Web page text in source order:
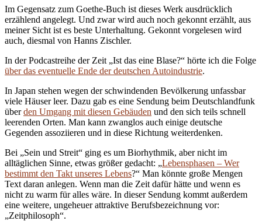
Im Gegensatz zum Goethe-Buch ist dieses Werk ausdrücklich
erzählend angelegt. Und zwar wird auch noch gekonnt erzählt, aus
meiner Sicht ist es beste Unterhaltung. Gekonnt vorgelesen wird
auch, diesmal von Hanns Zischler.
In der Podcastreihe der Zeit „Ist das eine Blase?“ hörte ich die Folge
über das eventuelle Ende der deutschen Autoindustrie.
In Japan stehen wegen der schwindenden Bevölkerung unfassbar
viele Häuser leer. Dazu gab es eine Sendung beim Deutschlandfunk
überden Umgang mit diesen Gebäuden und den sich teils schnell
leerenden Orten. Man kann zwanglos auch einige deutsche
Gegenden assoziieren und in diese Richtung weiterdenken.
Bei „Sein und Streit“ ging es um Biorhythmik, aber nicht im
alltäglichen Sinne, etwas größer gedacht: „Lebensphasen – Wer
bestimmt den Takt unseres Lebens?“ Man könnte große Mengen
Text daran anlegen. Wenn man die Zeit dafür hätte und wenn es
nicht zu warm für alles wäre. In dieser Sendung kommt außerdem
eine weitere, ungeheuer attraktive Berufsbezeichnung vor:
„Zeitphilosoph“.